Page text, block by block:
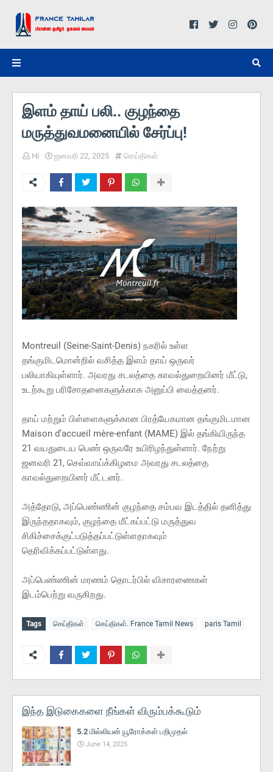
இளம் தாய் பலி.. குழந்தை
மருத்துவமனையில் சேர்ப்பு!
Hi ஜனவரி 22, 2025 செய்திகள்
Montreuil (Seine-Saint-Denis) நகரில் உள்ள
தங்குமிடமொன்றில் வசித்த இளம் தாய் ஒருவர்
பலியாகியுள்ளார். அவரது சடலத்தை காவல்துறையினர் மீட்டு,
உடற்கூறு பரிசோதனைகளுக்காக அனுப்பி வைத்தனர்.
தாய் மற்றும் பிள்ளைகளுக்கான பிரத்யேகமான தங்குமிடமான
Maison d’accueil mère-enfant (MAME) இல் தங்கியிருந்த
21 வயதுடைய பெண் ஒருவரே உயிரிழந்துள்ளார். நேற்று
ஜனவரி 21, செவ்வாய்க்கிழமை அவரது சடலத்தை
காவல்துறையினர் மீட்டனர்.
அத்தோடு, அப்பெண்ணின் குழந்தை சம்பவ இடத்தில் தனித்து
இருந்ததாகவும், குழந்தை மீட்கப்பட்டு மருத்துவ
சிகிச்சைக்குட்படுத்தப்பட்டுள்ளதாகவும்
தெரிவிக்கப்பட்டுள்ளது.
அப்பெண்ணின் மரணம் தொடர்பில் விசாரணைகள்
இடம்பெற்று வருகிறது.
Tags செய்திகள் செய்திகள். France Tamil News paris Tamil
இந்த இடுகைகளை நீங்கள் விரும்பக்கூடும்
5.2 மில்லியன் யூரோக்கள் பறிமுதல்
June 14, 2025